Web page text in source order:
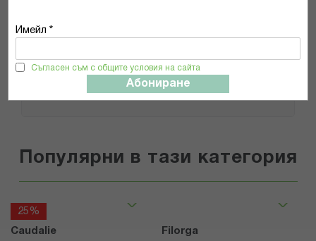
Имейл *
Съгласен съм с общите условия на сайта
Абониране
ИЗПРАТИ
Популярни в тази категория
25%
Caudalie
Filorga